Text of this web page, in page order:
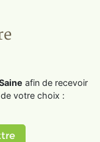
afin de recevoir
votre choix :